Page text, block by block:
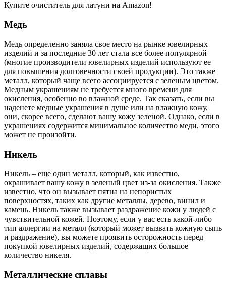
Купите очиститель для латуни на Amazon!
Медь
Медь определенно заняла свое место на рынке ювелирных
изделий и за последние 30 лет стала все более популярной
(многие производители ювелирных изделий используют ее
для повышения долговечности своей продукции). Это также
металл, который чаще всего ассоциируется с зеленым цветом.
Медным украшениям не требуется много времени для
окисления, особенно во влажной среде. Так сказать, если вы
наденете медные украшения в душе или на влажную кожу,
они, скорее всего, сделают вашу кожу зеленой. Однако, если в
украшениях содержится минимальное количество меди, этого
может не произойти.
Никель
Никель – еще один металл, который, как известно,
окрашивает вашу кожу в зеленый цвет из-за окисления. Также
известно, что он вызывает пятна на непористых
поверхностях, таких как другие металлы, дерево, винил и
камень. Никель также вызывает раздражение кожи у людей с
чувствительной кожей. Поэтому, если у вас есть какой-либо
тип аллергии на металл (который может вызвать кожную сыпь
и раздражение), вы можете проявить осторожность перед
покупкой ювелирных изделий, содержащих большое
количество никеля.
Металлические сплавы